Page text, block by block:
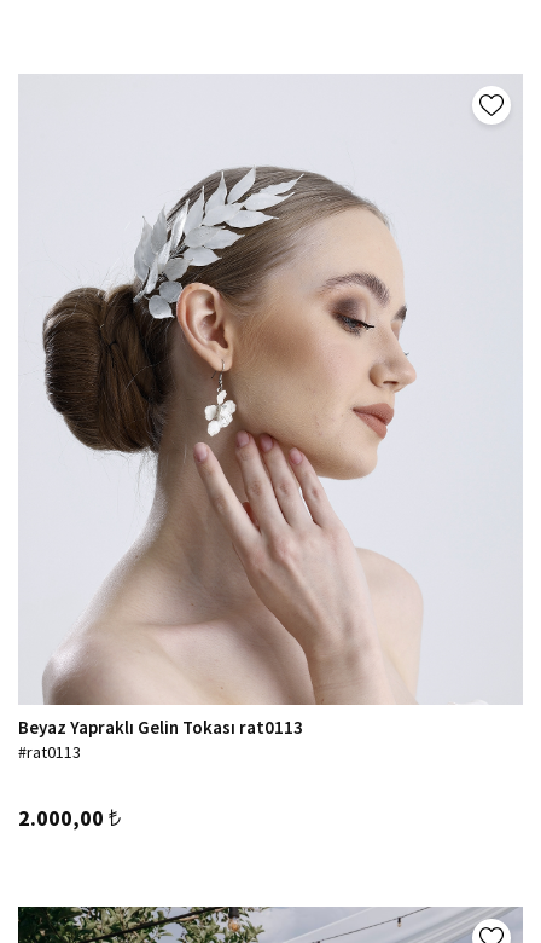
Beyaz Yapraklı Gelin Tokası rat0113
#rat0113
2.000,00